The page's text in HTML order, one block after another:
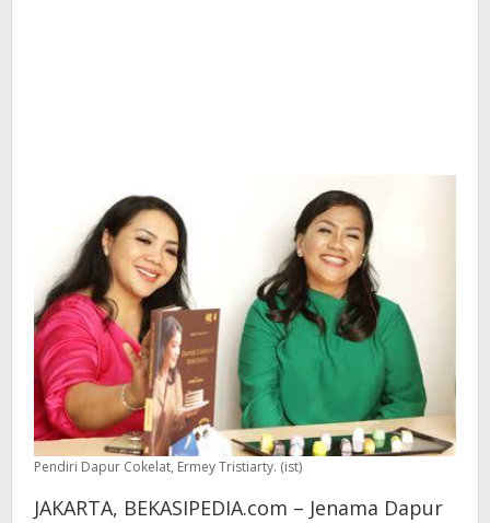
Pendiri Dapur Cokelat, Ermey Tristiarty. (ist)
JAKARTA, BEKASIPEDIA.com – Jenama Dapur